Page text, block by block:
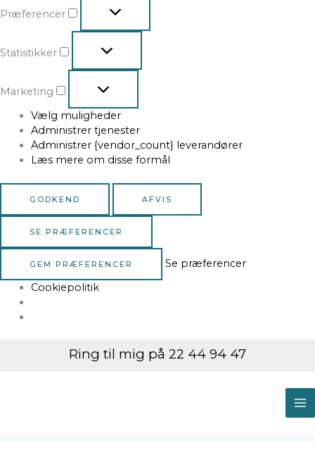
Præferencer
Statistikker
Marketing
Vælg muligheder
Administrer tjenester
Administrer {vendor_count} leverandører
Læs mere om disse formål
GODKEND AFVIS
SE PRÆFERENCER
GEM PRÆFERENCER
Se præferencer
Cookiepolitik
Ring til mig på 22 44 94 47